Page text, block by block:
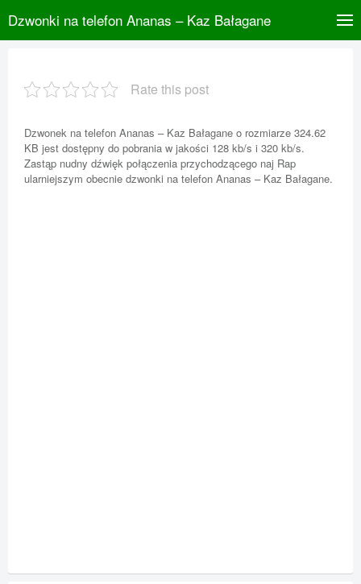
Dzwonki na telefon Ananas – Kaz Bałagane
Rate this post
Dzwonek na telefon Ananas – Kaz Bałagane o rozmiarze 324.62
KB jest dostępny do pobrania w jakości 128 kb/s i 320 kb/s.
Zastąp nudny dźwięk połączenia przychodzącego naj Rap
ularniejszym obecnie dzwonki na telefon Ananas – Kaz Bałagane.